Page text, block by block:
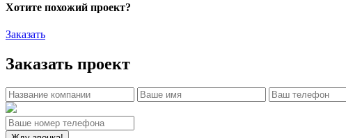
Хотите похожий проект?
Заказать
Заказать проект